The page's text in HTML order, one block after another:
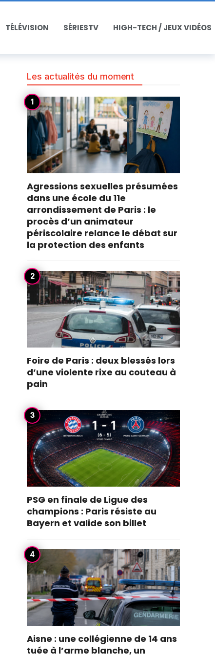
TÉLÉVISION SÉRIESTV HIGH-TECH / JEUX VIDÉOS
Les actualités du moment
Agressions sexuelles présumées
dans une école du 11e
arrondissement de Paris : le
procès d’un animateur
périscolaire relance le débat sur
la protection des enfants
Foire de Paris : deux blessés lors
d’une violente rixe au couteau à
pain
PSG en finale de Ligue des
champions : Paris résiste au
Bayern et valide son billet
Aisne : une collégienne de 14 ans
tuée à l’arme blanche, un